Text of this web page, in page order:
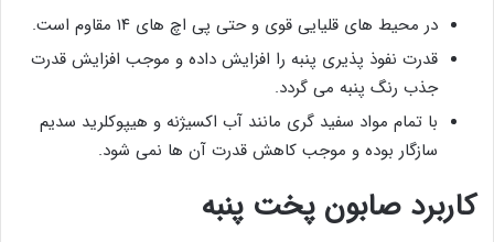
در محیط های قلیایی قوی و حتی پی اچ های ۱۴ مقاوم است.
قدرت نفوذ پذیری پنبه را افزایش داده و موجب افزایش قدرت
جذب رنگ پنبه می گردد.
با تمام مواد سفید گری مانند آب اکسیژنه و هیپوکلرید سدیم
سازگار بوده و موجب کاهش قدرت آن ها نمی شود.
کاربرد صابون پخت پنبه